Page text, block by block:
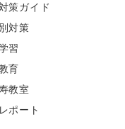
策ガイド
対策
習
育
教室
ポート